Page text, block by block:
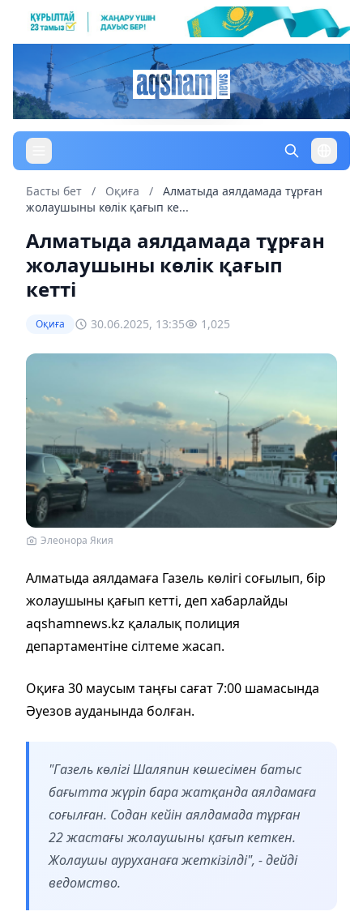
Басты бет / Оқиға /
Алматыда аялдамада тұрған
жолаушыны көлік қағып ке...
Алматыда аялдамада тұрған
жолаушыны көлік қағып
кетті
Оқиға 30.06.2025, 13:35 1,025
Элеонора Якия
Алматыда аялдамаға Газель көлігі соғылып, бір
жолаушыны қағып кетті, деп хабарлайды
aqshamnews.kz қалалық полиция
департаментіне сілтеме жасап.
Оқиға 30 маусым таңғы сағат 7:00 шамасында
Әуезов ауданында болған.
"Газель көлігі Шаляпин көшесімен батыс
бағытта жүріп бара жатқанда аялдамаға
соғылған. Содан кейін аялдамада тұрған
22 жастағы жолаушыны қағып кеткен.
Жолаушы ауруханаға жеткізілді", - дейді
ведомство.